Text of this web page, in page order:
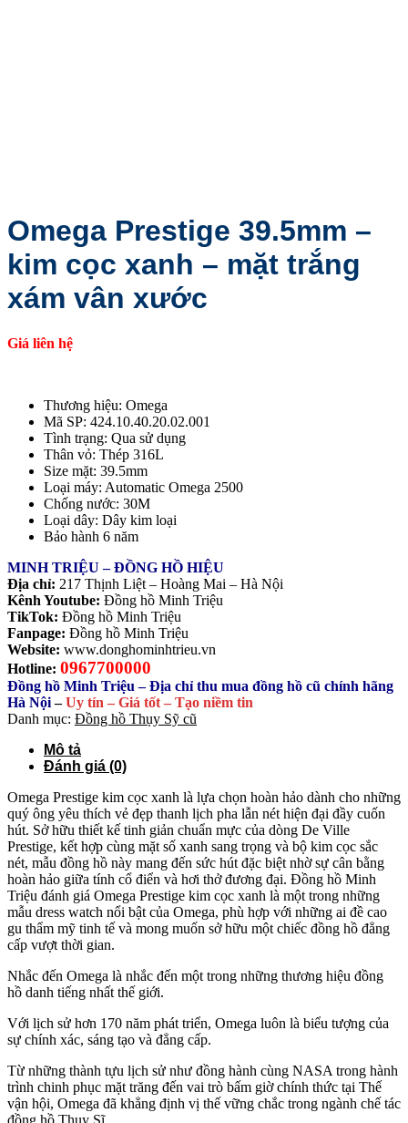
Omega Prestige 39.5mm –
kim cọc xanh – mặt trắng
xám vân xước
Giá liên hệ
Thương hiệu: Omega
Mã SP: 424.10.40.20.02.001
Tình trạng: Qua sử dụng
Thân vỏ: Thép 316L
Size mặt: 39.5mm
Loại máy: Automatic Omega 2500
Chống nước: 30M
Loại dây: Dây kim loại
Bảo hành 6 năm
MINH TRIỆU – ĐỒNG HỒ HIỆU
Địa chỉ: 217 Thịnh Liệt – Hoàng Mai – Hà Nội
Kênh Youtube: Đồng hồ Minh Triệu
TikTok: Đồng hồ Minh Triệu
Fanpage: Đồng hồ Minh Triệu
Website: www.donghominhtrieu.vn
Hotline: 0967700000
Đồng hồ Minh Triệu – Địa chỉ thu mua đồng hồ cũ chính hãng
Hà Nội–Uy tín – Giá tốt – Tạo niềm tin
Danh mục: Đồng hồ Thụy Sỹ cũ
Mô tả
Đánh giá (0)
Omega Prestige kim cọc xanh là lựa chọn hoàn hảo dành cho những
quý ông yêu thích vẻ đẹp thanh lịch pha lẫn nét hiện đại đầy cuốn
hút. Sở hữu thiết kế tinh giản chuẩn mực của dòng De Ville
Prestige, kết hợp cùng mặt số xanh sang trọng và bộ kim cọc sắc
nét, mẫu đồng hồ này mang đến sức hút đặc biệt nhờ sự cân bằng
hoàn hảo giữa tính cổ điển và hơi thở đương đại. Đồng hồ Minh
Triệu đánh giá Omega Prestige kim cọc xanh là một trong những
mẫu dress watch nổi bật của Omega, phù hợp với những ai đề cao
gu thẩm mỹ tinh tế và mong muốn sở hữu một chiếc đồng hồ đẳng
cấp vượt thời gian.
Nhắc đến Omega là nhắc đến một trong những thương hiệu đồng
hồ danh tiếng nhất thế giới.
Với lịch sử hơn 170 năm phát triển, Omega luôn là biểu tượng của
sự chính xác, sáng tạo và đẳng cấp.
Từ những thành tựu lịch sử như đồng hành cùng NASA trong hành
trình chinh phục mặt trăng đến vai trò bấm giờ chính thức tại Thế
vận hội, Omega đã khẳng định vị thế vững chắc trong ngành chế tác
đồng hồ Thụy Sĩ.